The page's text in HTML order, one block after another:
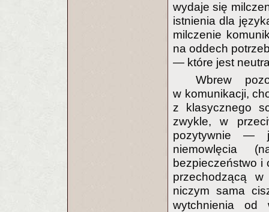
wydaje się
istnienia dla
milczenie
na oddech
— które jest
Wbrew
w komunikacji,
z klasycznego
zwykle, w
pozytywnie —
niemowlęcia
bezpieczeństwo i
przechodzącą
niczym sama
wytchnienia od